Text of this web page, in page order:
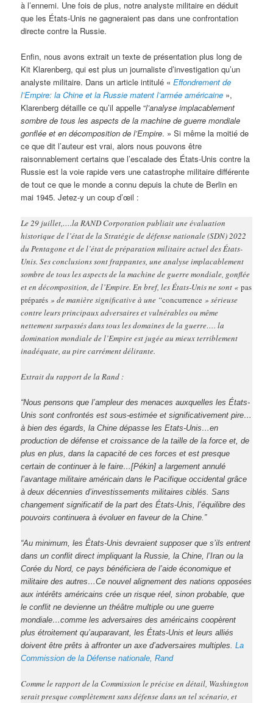
à l’ennemi. Une fois de plus, notre analyste militaire en déduit
que les États-Unis ne gagneraient pas dans une confrontation
directe contre la Russie.
Enfin, nous avons extrait un texte de présentation plus long de
Kit Klarenberg, qui est plus un journaliste d’investigation qu’un
analyste militaire. Dans un article intitulé «Effondrement de
l’Empire: la Chine et la Russie matent l’armée américaine »,
Klarenberg détaille ce qu’il appelle “l’analyse implacablement
sombre de tous les aspects de la machine de guerre mondiale
gonflée et en décomposition de l’Empire. » Si même la moitié de
ce que dit l’auteur est vrai, alors nous pouvons être
raisonnablement certains que l’escalade des États-Unis contre la
Russie est la voie rapide vers une catastrophe militaire différente
de tout ce que le monde a connu depuis la chute de Berlin en
mai 1945. Jetez-y un coup d’œil :
Le 29 juillet,….la RAND Corporation publiait une évaluation
historique de l’état de la Stratégie de défense nationale (SDN) 2022
du Pentagone et de l’état de préparation militaire actuel des États-
Unis. Ses conclusions sont frappantes, une analyse implacablement
sombre de tous les aspects de la machine de guerre mondiale, gonflée
et en décomposition, de l’Empire. En bref, les États-Unis ne sont «pas
préparés » de manière significative à une “concurrence » sérieuse
contre leurs principaux adversaires et vulnérables ou même
nettement surpassés dans tous les domaines de la guerre…. la
domination mondiale de l’Empire est jugée au mieux terriblement
inadéquate, au pire carrément délirante.
Extrait du rapport de la Rand :
“Nous pensons que l’ampleur des menaces auxquelles les États-
Unis sont confrontés est sous-estimée et significativement pire…
à bien des égards, la Chine dépasse les Etats-Unis…en
production de défense et croissance de la taille de la force et, de
plus en plus, dans la capacité de ces forces et est presque
certain de continuer à le faire…[Pékin] a largement annulé
l’avantage militaire américain dans le Pacifique occidental grâce
à deux décennies d’investissements militaires ciblés. Sans
changement significatif de la part des États-Unis, l’équilibre des
pouvoirs continuera à évoluer en faveur de la Chine.”
“Au minimum, les États-Unis devraient supposer que s’ils entrent
dans un conflit direct impliquant la Russie, la Chine, l’Iran ou la
Corée du Nord, ce pays bénéficiera de l’aide économique et
militaire des autres…Ce nouvel alignement des nations opposées
aux intérêts américains crée un risque réel, sinon probable, que
le conflit ne devienne un théâtre multiple ou une guerre
mondiale…comme les adversaires des américains coopèrent
plus étroitement qu’auparavant, les États-Unis et leurs alliés
doivent être prêts à affronter un axe d’adversaires multiples.La
Commission de la Défense nationale, Rand
Comme le rapport de la Commission le précise en détail, Washington
serait presque complètement sans défense dans un tel scénario, et